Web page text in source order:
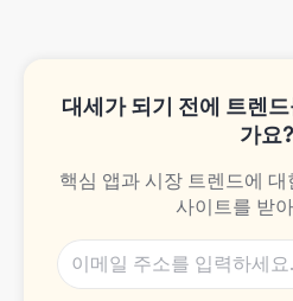
대세가 되기 전에 트렌
가요?
핵심 앱과 시장 트렌드에
사이트를 받